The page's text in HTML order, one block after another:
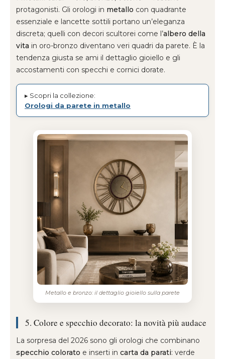
protagonisti. Gli orologi in metallo con quadrante
essenziale e lancette sottili portano un’eleganza
discreta; quelli con decori scultorei come l’albero della
vita in oro-bronzo diventano veri quadri da parete. È la
tendenza giusta se ami il dettaglio gioiello e gli
accostamenti con specchi e cornici dorate.
▸ Scopri la collezione:
Orologi da parete in metallo
Metallo e bronzo: il dettaglio gioiello sulla parete
5. Colore e specchio decorato: la novità più audace
La sorpresa del 2026 sono gli orologi che combinano
specchio colorato e inserti in carta da parati: verde